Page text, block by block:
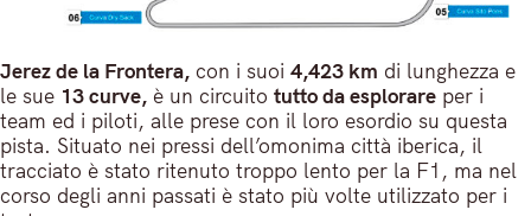
Jerez de la Frontera, con i suoi 4,423 km di lunghezza e
le sue 13 curve, è un circuito tutto da esplorare per i
team ed i piloti, alle prese con il loro esordio su questa
pista. Situato nei pressi dell’omonima città iberica, il
tracciato è stato ritenuto troppo lento per la F1, ma nel
corso degli anni passati è stato più volte utilizzato per i